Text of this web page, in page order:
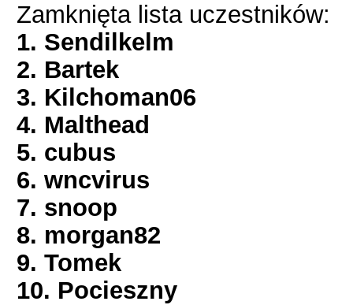
Zamknięta lista uczestników:
1. Sendilkelm
2. Bartek
3. Kilchoman06
4. Malthead
5. cubus
6. wncvirus
7. snoop
8. morgan82
9. Tomek
10. Pocieszny